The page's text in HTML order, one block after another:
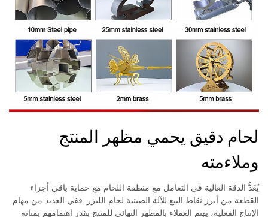
لحام دقيق يحمي مظهر المنتج
وملاءمته
يُعَدُّ الدقة العالية في التعامل مع منطقة اللحام مع حماية باقي أجزاء
القطعة من أبرز نقاط البيع للآلة الصينية لحام الليزر. ففي العديد من مهام
الإنتاج الفعلية، يهتم العملاء بالمظهر النهائي للمنتج بقدر اهتمامهم بمتانة